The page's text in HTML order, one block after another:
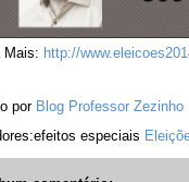
Mais: http://
por Blog Professor Zezinho
especiais